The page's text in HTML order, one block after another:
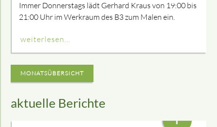
Immer Donnerstags lädt Gerhard Kraus von 19:00 bis
21:00 Uhr im Werkraum des B3 zum Malen ein.
weiterlesen...
MONATSÜBERSICHT
aktuelle Berichte
+